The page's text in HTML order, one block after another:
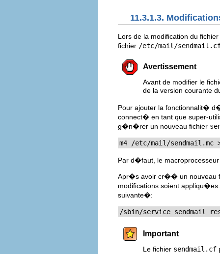
11.3.1.3.
Lors de la modification du
fichier /etc/mail/
Avertissement
Avant de modifier le
de la version courante
Pour ajouter la fonctionnalit�
connect� en tant que super-
g�n�rer un nouveau fichier
m4 /etc/mail/
Par d�faut, le
Apr�s avoir cr�� un nouveau
modifications soient
suivante�:
/sbin/service sendmail
Important
Le fichier sendmail.cf